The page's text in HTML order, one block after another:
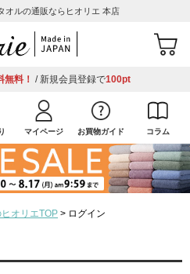
オルの通販ならヒオリエ 本店
無料！ / 新規会員登録で100pt
マイページ お買物ガイド コラム
オリエTOP ログイン